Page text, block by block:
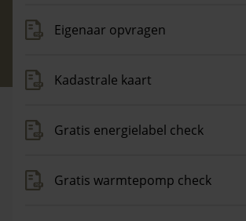
Eigenaar opvragen
Kadastrale kaart
Gratis energielabel check
Gratis warmtepomp check